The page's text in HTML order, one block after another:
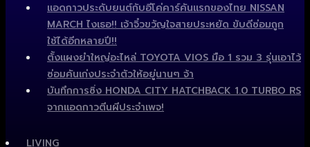
แอดกาวประดับยนต์กับอีโค่คาร์คันแรกของไทย NISSAN
MARCH ไงเธอ!! เจ้าจิ๋วขวัญใจสายประหยัด ขับดีซ่อมถูก
ใช้ได้อีกหลายปี!!
ตั้งแผงยำใหญ่อะไหล่ TOYOTA VIOS มือ 1 รวม 3 รุ่นเอาไว้
ซ่อมคันเก่งประจำตัวให้อยู่นานๆ จ้า
บันทึกการซิ่ง HONDA CITY HATCHBACK 1.0 TURBO RS
จากแอดกาวตีนผีประจำเพจ!
LIVING